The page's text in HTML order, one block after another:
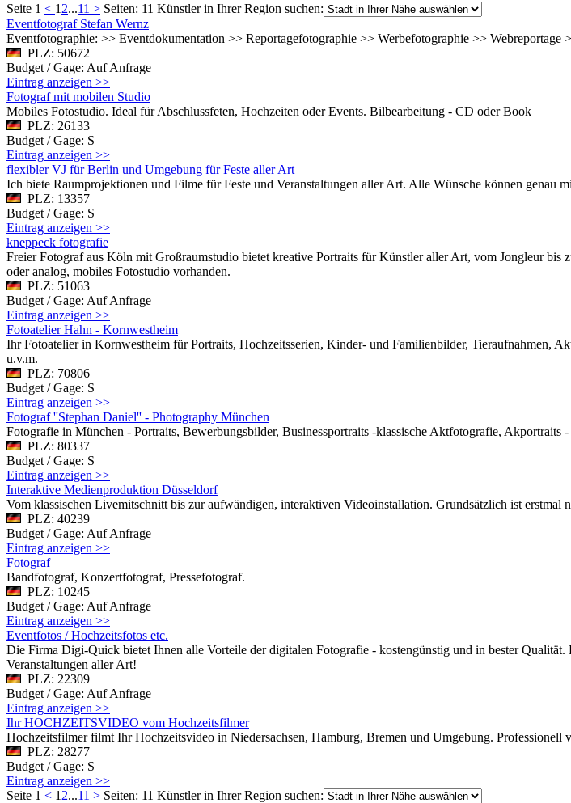
Seite 1 < 1 2...11 > Seiten: 11 Künstler in Ihrer Region suchen:
Eventfotograf Stefan Wernz
Eventfotographie: >> Eventdokumentation >> Reportagefotographie >> Werbefotographie >> Webreportage
PLZ: 50672
Budget / Gage: Auf Anfrage
Eintrag anzeigen >>
Fotograf mit mobilen Studio
Mobiles Fotostudio. Ideal für Abschlussfeten, Hochzeiten oder Events. Bilbearbeitung - CD oder Book
PLZ: 26133
Budget / Gage: S
Eintrag anzeigen >>
flexibler VJ für Berlin und Umgebung für Feste aller Art
Ich biete Raumprojektionen und Filme für Feste und Veranstaltungen aller Art. Alle Wünsche können genau
PLZ: 13357
Budget / Gage: S
Eintrag anzeigen >>
kneppeck fotografie
Freier Fotograf aus Köln mit Großraumstudio bietet kreative Portraits für Künstler aller Art, vom Jongleur bis
oder analog, mobiles Fotostudio vorhanden.
PLZ: 51063
Budget / Gage: Auf Anfrage
Eintrag anzeigen >>
Fotoatelier Hahn - Kornwestheim
Ihr Fotoatelier in Kornwestheim für Portraits, Hochzeitsserien, Kinder- und Familienbilder, Tieraufnahmen,
u.v.m.
PLZ: 70806
Budget / Gage: S
Eintrag anzeigen >>
Fotograf ''Stephan Daniel'' - Photography München
Fotografie in München - Portraits, Bewerbungsbilder, Businessportraits -klassische Aktfotografie,
PLZ: 80337
Budget / Gage: S
Eintrag anzeigen >>
Interaktive Medienproduktion Düsseldorf
Vom klassischen Livemitschnitt bis zur aufwändigen, interaktiven Videoinstallation. Grundsätzlich ist erstmal
PLZ: 40239
Budget / Gage: Auf Anfrage
Eintrag anzeigen >>
Fotograf
Bandfotograf, Konzertfotograf, Pressefotograf.
PLZ: 10245
Budget / Gage: Auf Anfrage
Eintrag anzeigen >>
Eventfotos / Hochzeitsfotos etc.
Die Firma Digi-Quick bietet Ihnen alle Vorteile der digitalen Fotografie - kostengünstig und in bester
Veranstaltungen aller Art!
PLZ: 22309
Budget / Gage: Auf Anfrage
Eintrag anzeigen >>
Ihr HOCHZEITSVIDEO vom Hochzeitsfilmer
Hochzeitsfilmer filmt Ihr Hochzeitsvideo in Niedersachsen, Hamburg, Bremen und Umgebung.
PLZ: 28277
Budget / Gage: S
Eintrag anzeigen >>
Seite 1 < 1 2...11 > Seiten: 11 Künstler in Ihrer Region suchen: